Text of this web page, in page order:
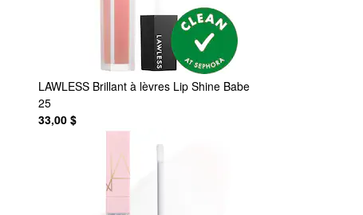
LAWLESS Brillant à lèvres Lip Shine Babe
25
33,00 $